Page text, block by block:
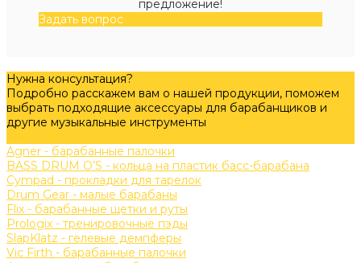
предложение!
Задать вопрос
Нужна консультация?
Подробно расскажем вам о нашей продукции, поможем
выбрать подходящие аксессуары для барабанщиков и
другие музыкальные инструменты
Agner - барабанные палочки
BASS DRUM O’S - кольца на пластик басс-барабана
Cympad - прокладки для тарелок
Drum Gear - малые барабаны
Flix - барабанные щетки и руты
Prologix - тренировочные пэды
SlapKlatz - гелевые демпферы
Vic Firth - барабанные палочки